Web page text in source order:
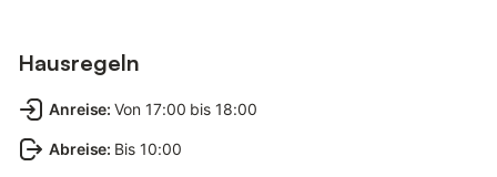
Hausregeln
Anreise: Von 17:00 bis 18:00
Abreise: Bis 10:00